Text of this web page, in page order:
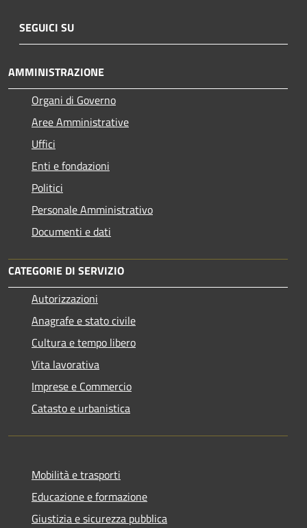
SEGUICI SU
AMMINISTRAZIONE
Organi di Governo
Aree Amministrative
Uffici
Enti e fondazioni
Politici
Personale Amministrativo
Documenti e dati
CATEGORIE DI SERVIZIO
Autorizzazioni
Anagrafe e stato civile
Cultura e tempo libero
Vita lavorativa
Imprese e Commercio
Catasto e urbanistica
Mobilità e trasporti
Educazione e formazione
Giustizia e sicurezza pubblica